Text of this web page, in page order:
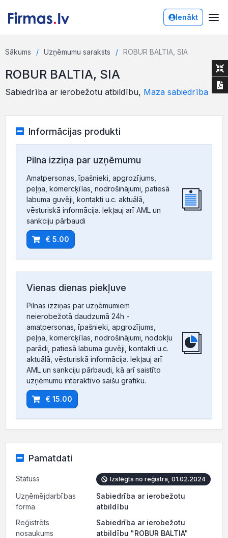
Ienākt
Sākums Uzņēmumu saraksts ROBUR BALTIA, SIA
ROBUR BALTIA, SIA
Sabiedrība ar ierobežotu atbildību, Maza sabiedrība
Informācijas produkti
Pilna izziņa par uzņēmumu
Amatpersonas, īpašnieki, apgrozījums,
peļņa, komercķīlas, nodrošinājumi, patiesā
labuma guvēji, kontakti u.c. aktuālā,
vēsturiskā informācija. Iekļauj arī AML un
sankciju pārbaudi
€ 5.00
Vienas dienas piekļuve
Pilnas izziņas par uzņēmumiem
neierobežotā daudzumā 24h -
amatpersonas, īpašnieki, apgrozījums,
peļņa, komercķīlas, nodrošinājumi, nodokļu
parādi, patiesā labuma guvēji, kontakti u.c.
aktuālā, vēsturiskā informācija. Iekļauj arī
AML un sankciju pārbaudi, kā arī saistīto
uzņēmumu interaktīvo saišu grafiku.
€ 15.00
Pamatdati
Statuss Izslēgts no reģistra, 01.02.2024
Uzņēmējdarbības
forma
Sabiedrība ar ierobežotu
atbildību
Reģistrēts
nosaukums
Sabiedrība ar ierobežotu
atbildību "ROBUR BALTIA"